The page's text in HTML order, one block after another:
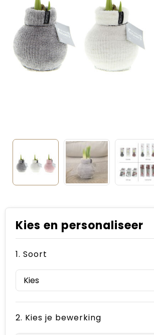
Voetbal, EK en WK
Voor de bouw
Zomergeschenken
Kies en personaliseer
1. Soort
2. Kies je bewerking